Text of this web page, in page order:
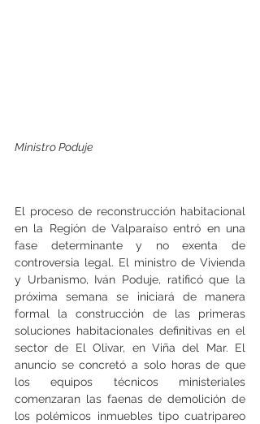
Ministro Poduje
El proceso de reconstrucción habitacional
en la Región de Valparaíso entró en una
fase determinante y no exenta de
controversia legal. El ministro de Vivienda
y Urbanismo, Iván Poduje, ratificó que la
próxima semana se iniciará de manera
formal la construcción de las primeras
soluciones habitacionales definitivas en el
sector de El Olivar, en Viña del Mar. El
anuncio se concretó a solo horas de que
los equipos técnicos ministeriales
comenzaran las faenas de demolición de
los polémicos inmuebles tipo cuatripareo